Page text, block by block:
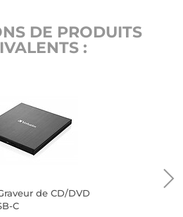
DE PRODUITS
:
de CD/DVD
C